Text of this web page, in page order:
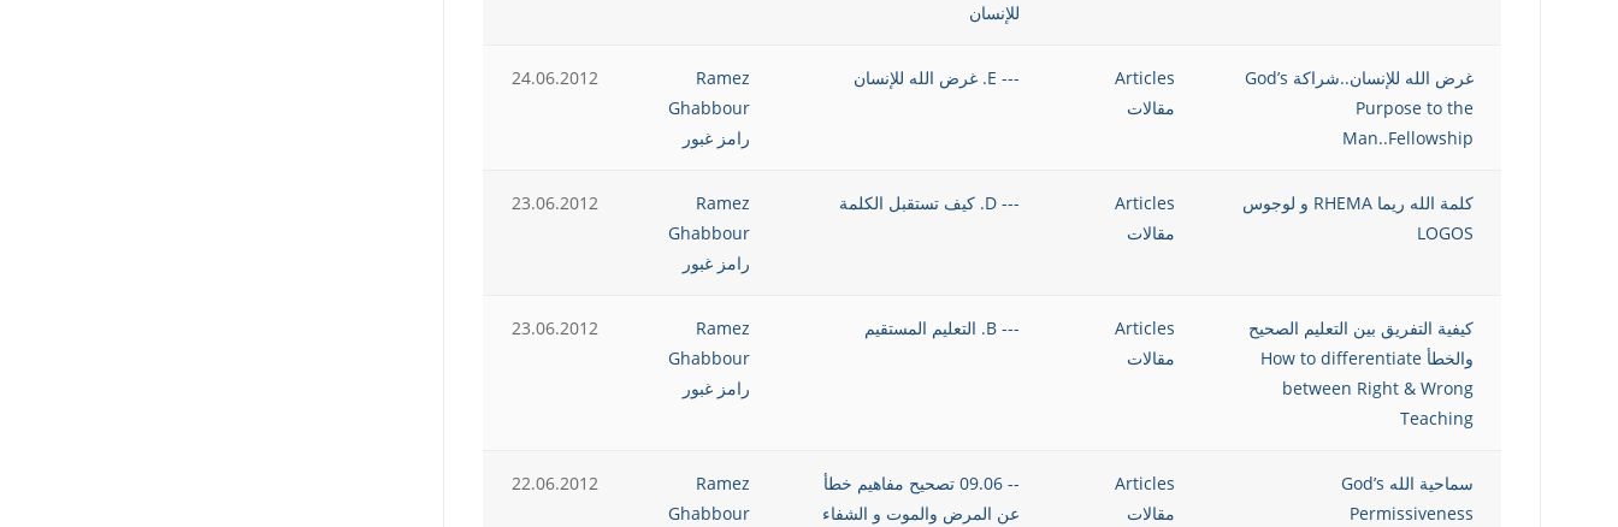
للإنسان
غرض الله للإنسان..شراكة God’s
Purpose to the
Man..Fellowship
Articles
مقالات
--- E. غرض الله للإنسان
Ramez
Ghabbour
رامز غبور
24.06.2012
كلمة الله ريما RHEMA و لوجوس
LOGOS
Articles
مقالات
--- D. كيف تستقبل الكلمة
Ramez
Ghabbour
رامز غبور
23.06.2012
كيفية التفريق بين التعليم الصحيح
والخطأ How to differentiate
between Right & Wrong
Teaching
Articles
مقالات
--- B. التعليم المستقيم
Ramez
Ghabbour
رامز غبور
23.06.2012
سماحية الله God’s
Permissiveness
Articles
مقالات
-- 09.06 تصحيح مفاهيم خطأ
عن المرض والموت و الشفاء
Ramez
Ghabbour
22.06.2012